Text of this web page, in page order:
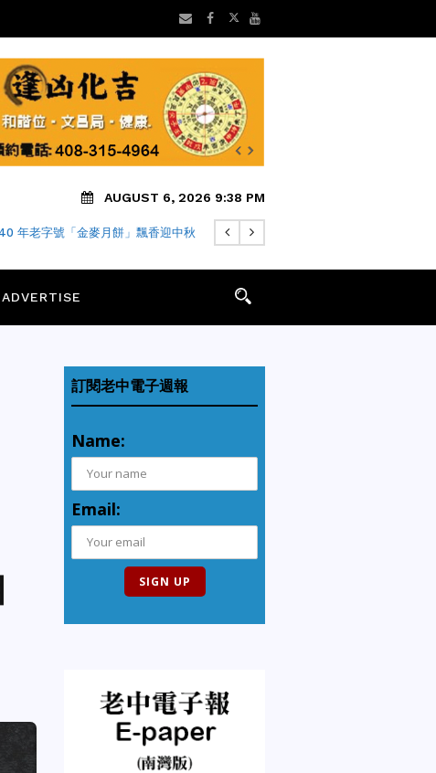
AUGUST 6, 2026 9:38 PM
【矽谷早安】8/6 灣區老中地方新聞摘
ADVERTISE
訂閱老中電子週報
Name:
Email: